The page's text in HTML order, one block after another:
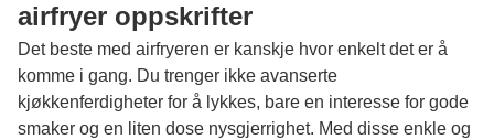
airfryer oppskrifter
Det beste med airfryeren er kanskje hvor enkelt det er å
komme i gang. Du trenger ikke avanserte
kjøkkenferdigheter for å lykkes, bare en interesse for gode
smaker og en liten dose nysgjerrighet. Med disse enkle og